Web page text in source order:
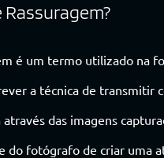
Rassuragem?
é um termo utilizado na
a técnica de transmitir
através das imagens
do fotógrafo de criar uma